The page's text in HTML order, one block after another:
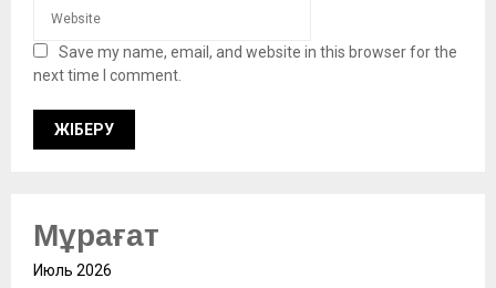
Save my name, email, and website in this browser for the
next time I comment.
Мұрағат
Июль 2026